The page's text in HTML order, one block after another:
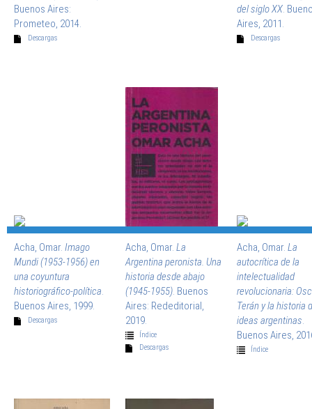
Buenos Aires:
Prometeo, 2014.
Descargas
del siglo XX.
Aires, 2011.
Descargas
Acha, Omar. Imago
Mundi (1953-1956) en
una coyuntura
historiográfico-política.
Buenos Aires, 1999.
Descargas
Acha, Omar. La
Argentina peronista. Una
historia desde abajo
(1945-1955). Buenos
Aires: Rededitorial,
2019.
Índice
Descargas
Acha, Omar. La
autocrítica de la
intelectualidad
revolucionaria:
Terán y la historia
ideas argentinas.
Buenos Aires,
Índice